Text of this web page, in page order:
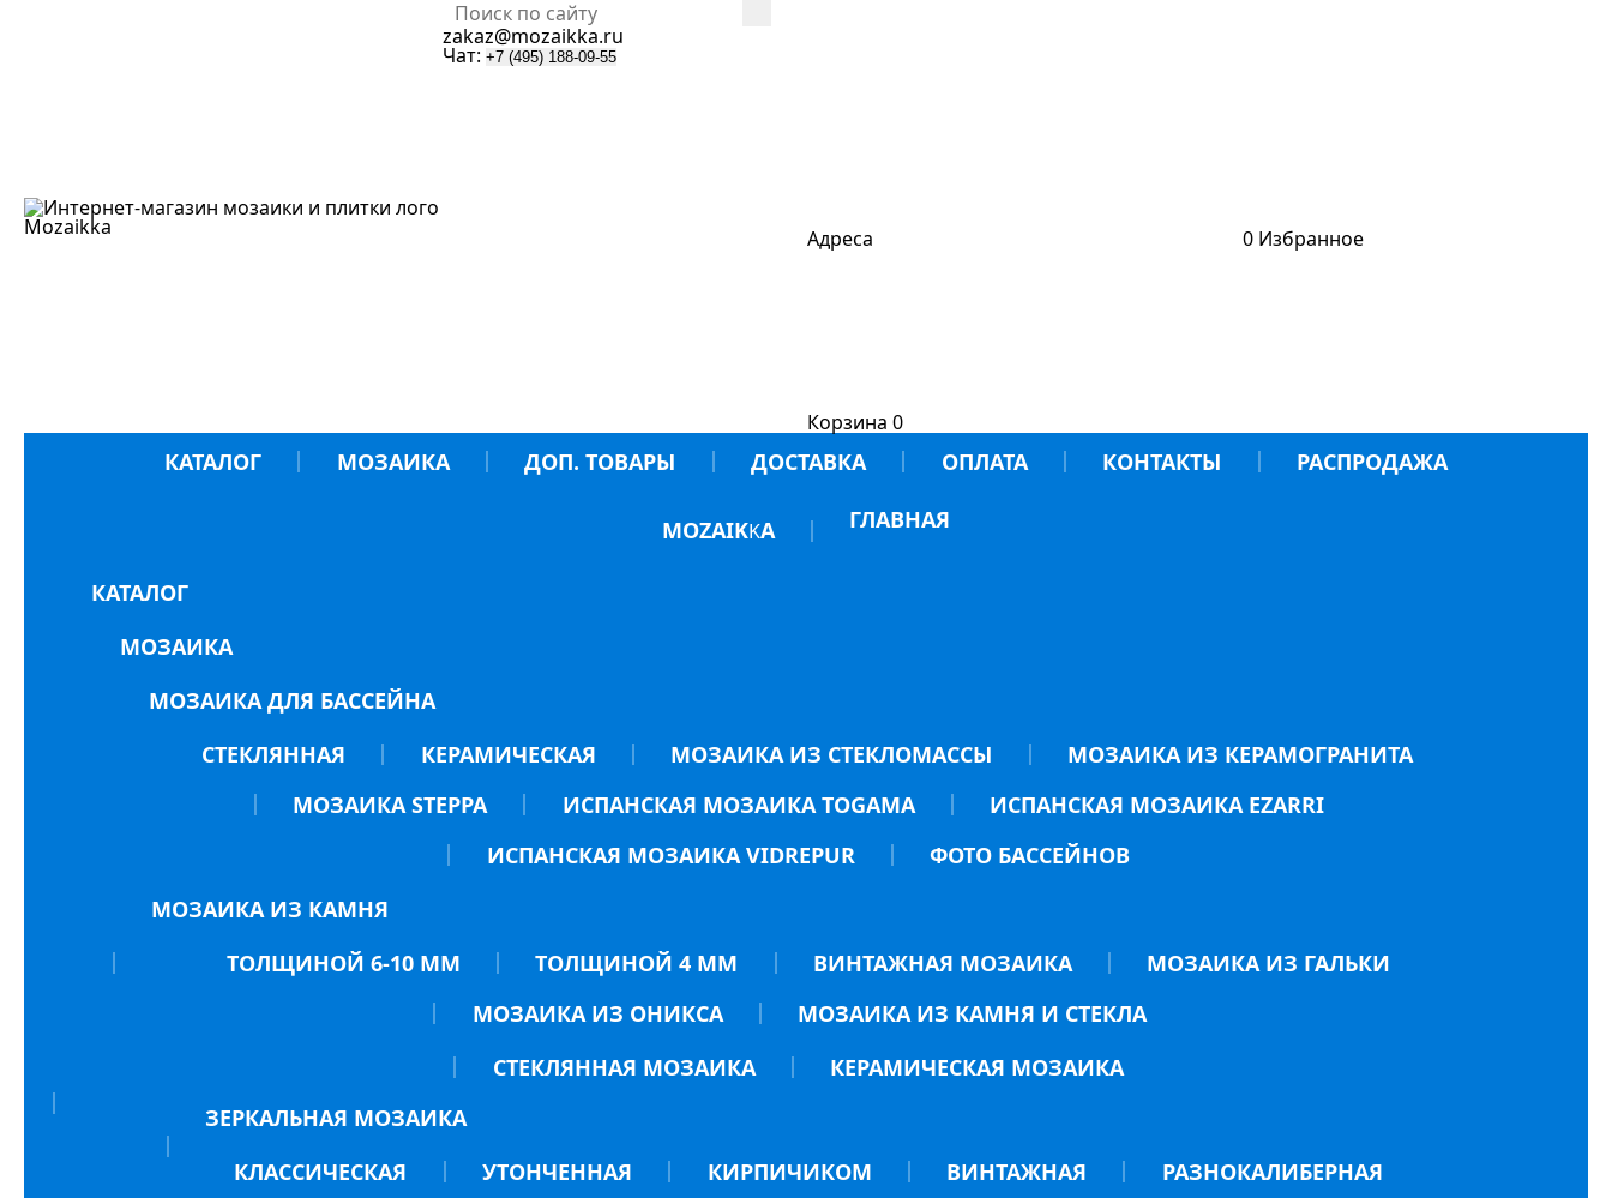
Mozaikka
zakaz@mozaikka.ru
Чат: +7 (495) 188-09-55
Адреса 0 Избранное
Корзина 0
КАТАЛОГ МОЗАИКА ДОП. ТОВАРЫ ДОСТАВКА ОПЛАТА КОНТАКТЫ РАСПРОДАЖА
MOZAIKKA ГЛАВНАЯ
КАТАЛОГ
МОЗАИКА
МОЗАИКА ДЛЯ БАССЕЙНА
СТЕКЛЯННАЯ
КЕРАМИЧЕСКАЯ МОЗАИКА ИЗ СТЕКЛОМАССЫ
МОЗАИКА ИЗ КЕРАМОГРАНИТА
МОЗАИКА STEPPA
ИСПАНСКАЯ МОЗАИКА TOGAMA
ИСПАНСКАЯ МОЗАИКА EZARRI
ИСПАНСКАЯ МОЗАИКА VIDREPUR
ФОТО БАССЕЙНОВ
МОЗАИКА ИЗ КАМНЯ
ТОЛЩИНОЙ 6-10 ММ
ТОЛЩИНОЙ 4 ММ ВИНТАЖНАЯ МОЗАИКА
МОЗАИКА ИЗ ГАЛЬКИ
МОЗАИКА ИЗ ОНИКСА
МОЗАИКА ИЗ КАМНЯ И СТЕКЛА
СТЕКЛЯННАЯ МОЗАИКА
КЕРАМИЧЕСКАЯ МОЗАИКА
ЗЕРКАЛЬНАЯ МОЗАИКА
КЛАССИЧЕСКАЯ
УТОНЧЕННАЯ КИРПИЧИКОМ ВИНТАЖНАЯ
РАЗНОКАЛИБЕРНАЯ